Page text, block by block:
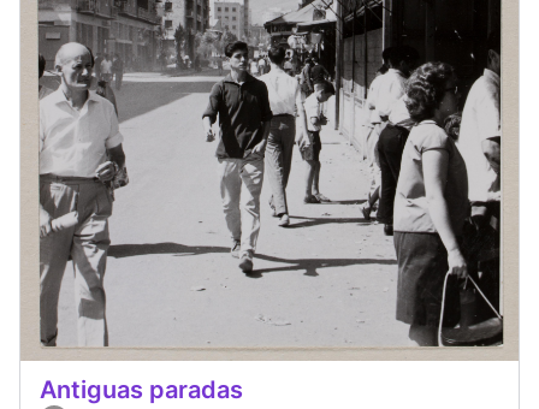
Antiguas paradas